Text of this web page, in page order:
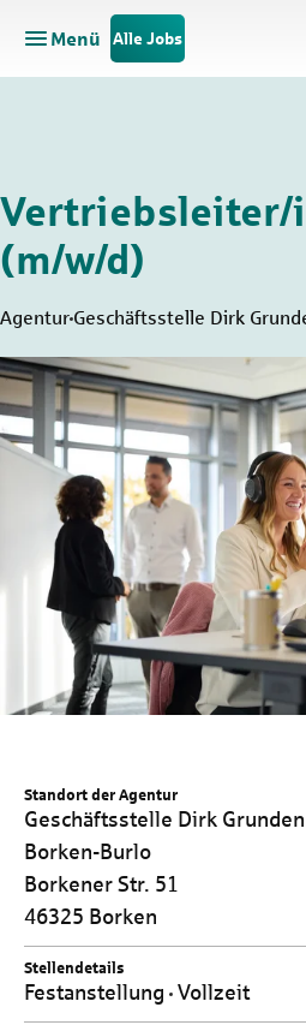
Zum Hauptinhalt springen
Zur Navigation springen
Menü
Hauptnavigation öffnen
Alle Jobs
Vertriebsleiter/
(m/w/d)
Agentur Geschäftsstelle Dirk
Standort der Agentur
Geschäftsstelle Dirk
Borken-Burlo
Borkener Str. 51
46325 Borken
Stellendetails
Festanstellung Vollzeit